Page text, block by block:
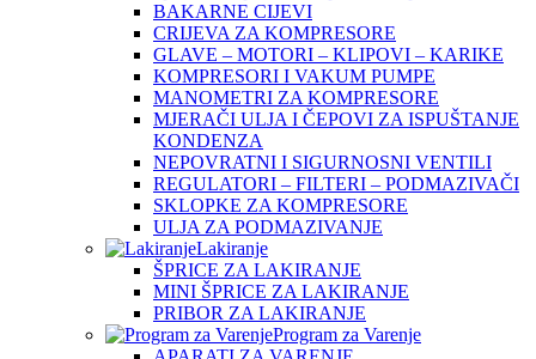
BAKARNE CIJEVI
CRIJEVA ZA KOMPRESORE
GLAVE – MOTORI – KLIPOVI – KARIKE
KOMPRESORI I VAKUM PUMPE
MANOMETRI ZA KOMPRESORE
MJERAČI ULJA I ČEPOVI ZA ISPUŠTANJE
KONDENZA
NEPOVRATNI I SIGURNOSNI VENTILI
REGULATORI – FILTERI – PODMAZIVAČI
SKLOPKE ZA KOMPRESORE
ULJA ZA PODMAZIVANJE
Lakiranje
ŠPRICE ZA LAKIRANJE
MINI ŠPRICE ZA LAKIRANJE
PRIBOR ZA LAKIRANJE
Program za Varenje